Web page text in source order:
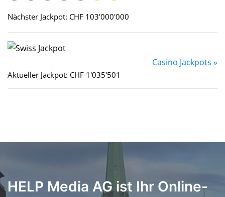
Nächster Jackpot: CHF 103'000'000
Casino Jackpots »
Aktueller Jackpot: CHF 1'035'501
HELP Media AG ist Ihr Online-